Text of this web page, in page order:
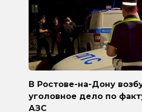
В Ростове-на-Дону
уголовное дело по
АЗС